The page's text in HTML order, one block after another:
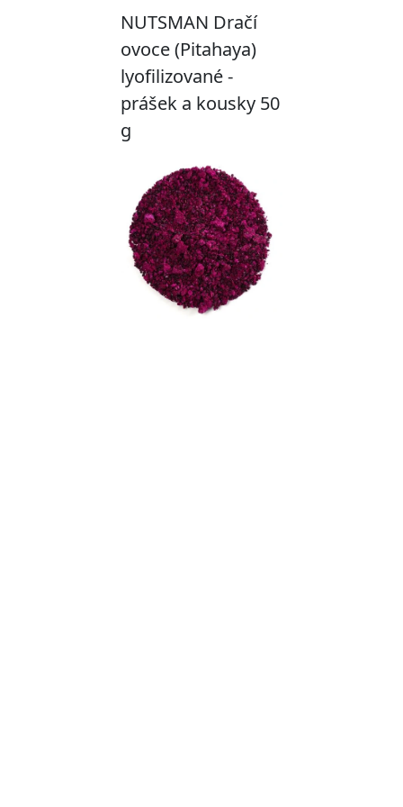
NUTSMAN Dračí
ovoce (Pitahaya)
lyofilizované -
prášek a kousky 50
g